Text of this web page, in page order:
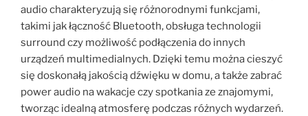
audio charakteryzują się różnorodnymi funkcjami,
takimi jak łączność Bluetooth, obsługa technologii
surround czy możliwość podłączenia do innych
urządzeń multimedialnych. Dzięki temu można cieszyć
się doskonałą jakością dźwięku w domu, a także zabrać
power audio na wakacje czy spotkania ze znajomymi,
tworząc idealną atmosferę podczas różnych wydarzeń.